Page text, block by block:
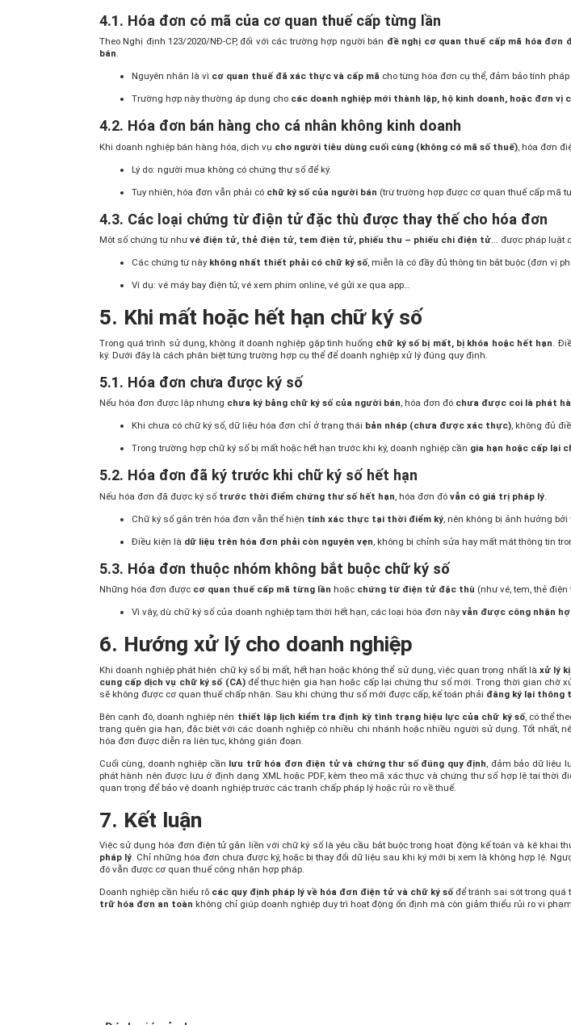
4.1. Hóa đơn có mã của cơ quan thuế cấp từng lần
Theo Nghị định 123/2020/NĐ-CP, đối với các trường hợp người bán đề nghị cơ quan thuế cấp mã hóa
bán.
Nguyên nhân là vì cơ quan thuế đã xác thực và cấp mã cho từng hóa đơn cụ thể, đảm bảo tính
Trường hợp này thường áp dụng cho các doanh nghiệp mới thành lập, hộ kinh doanh, hoặc đơn vị
4.2. Hóa đơn bán hàng cho cá nhân không kinh doanh
Khi doanh nghiệp bán hàng hóa, dịch vụ cho người tiêu dùng cuối cùng (không có mã số thuế), hóa đơn
Lý do: người mua không có chứng thư số để ký.
Tuy nhiên, hóa đơn vẫn phải có chữ ký số của người bán (trừ trường hợp được cơ quan thuế cấp mã tự
4.3. Các loại chứng từ điện tử đặc thù được thay thế cho hóa đơn
Một số chứng từ nhưvé điện tử, thẻ điện tử, tem điện tử, phiếu thu – phiếu chi điện tử... được pháp luật
Các chứng từ này không nhất thiết phải có chữ ký số, miễn là có đầy đủ thông tin bắt buộc (đơn vị
Ví dụ: vé máy bay điện tử, vé xem phim online, vé gửi xe qua app…
5. Khi mất hoặc hết hạn chữ ký số
Trong quá trình sử dụng, không ít doanh nghiệp gặp tình huống chữ ký số bị mất, bị khóa hoặc hết hạn .
ký. Dưới đây là cách phân biệt từng trường hợp cụ thể để doanh nghiệp xử lý đúng quy định.
5.1. Hóa đơn chưa được ký số
Nếu hóa đơn được lập nhưng chưa ký bằng chữ ký số của người bán, hóa đơn đó chưa được coi là phát
Khi chưa có chữ ký số, dữ liệu hóa đơn chỉ ở trạng thái bản nháp (chưa được xác thực), không đủ
Trong trường hợp chữ ký số bị mất hoặc hết hạn trước khi ký, doanh nghiệp cần gia hạn hoặc cấp lại
5.2. Hóa đơn đã ký trước khi chữ ký số hết hạn
Nếu hóa đơn đã được ký số trước thời điểm chứng thư số hết hạn , hóa đơn đó vẫn có giá trị pháp lý.
Chữ ký số gắn trên hóa đơn vẫn thể hiện tính xác thực tại thời điểm ký, nên không bị ảnh hưởng
Điều kiện là dữ liệu trên hóa đơn phải còn nguyên vẹn , không bị chỉnh sửa hay mất mát thông tin
5.3. Hóa đơn thuộc nhóm không bắt buộc chữ ký số
Những hóa đơn được cơ quan thuế cấp mã từng lần hoặc chứng từ điện tử đặc thù (như vé, tem, thẻ điện
Vì vậy, dù chữ ký số của doanh nghiệp tạm thời hết hạn, các loại hóa đơn này vẫn được công nhận
6. Hướng xử lý cho doanh nghiệp
Khi doanh nghiệp phát hiện chữ ký số bị mất, hết hạn hoặc không thể sử dụng, việc quan trọng nhất là xử lý
cung cấp dịch vụ chữ ký số (CA)để thực hiện gia hạn hoặc cấp lại chứng thư số mới. Trong thời gian chờ
sẽ không được cơ quan thuế chấp nhận. Sau khi chứng thư số mới được cấp, kế toán phải đăng ký lại thông
Bên cạnh đó, doanh nghiệp nên thiết lập lịch kiểm tra định kỳ tình trạng hiệu lực của chữ ký số, có thể
trạng quên gia hạn, đặc biệt với các doanh nghiệp có nhiều chi nhánh hoặc nhiều người sử dụng. Tốt nhất,
hóa đơn được diễn ra liên tục, không gián đoạn.
Cuối cùng, doanh nghiệp cần lưu trữ hóa đơn điện tử và chứng thư số đúng quy định , đảm bảo dữ liệu
phát hành nên được lưu ở định dạng XML hoặc PDF, kèm theo mã xác thực và chứng thư số hợp lệ tại
quan trọng để bảo vệ doanh nghiệp trước các tranh chấp pháp lý hoặc rủi ro về thuế.
7. Kết luận
Việc sử dụng hóa đơn điện tử gắn liền với chữ ký số là yêu cầu bắt buộc trong hoạt động kế toán và kê khai
pháp lý. Chỉ những hóa đơn chưa được ký, hoặc bị thay đổi dữ liệu sau khi ký mới bị xem là không hợp lệ.
đó vẫn được cơ quan thuế công nhận hợp pháp.
Doanh nghiệp cần hiểu rõ các quy định pháp lý về hóa đơn điện tử và chữ ký sốđể tránh sai sót trong quá
trữ hóa đơn an toàn không chỉ giúp doanh nghiệp duy trì hoạt động ổn định mà còn giảm thiểu rủi ro vi